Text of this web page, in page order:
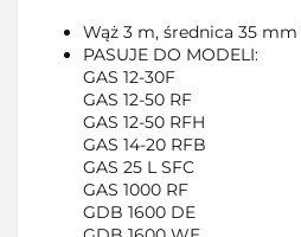
Wąż 3 m, średnica 35 mm
PASUJE DO MODELI:
GAS 12-30F
GAS 12-50 RF
GAS 12-50 RFH
GAS 14-20 RFB
GAS 25 L SFC
GAS 1000 RF
GDB 1600 DE